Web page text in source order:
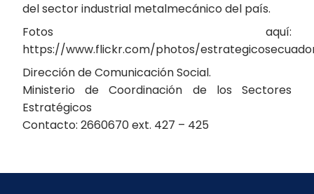
del sector industrial metalmecánico del país.
Fotos aquí:
https://www.flickr.com/photos/
Dirección de Comunicación Social.
Ministerio de Coordinación de los Sectores
Estratégicos
Contacto: 2660670 ext. 427 – 425